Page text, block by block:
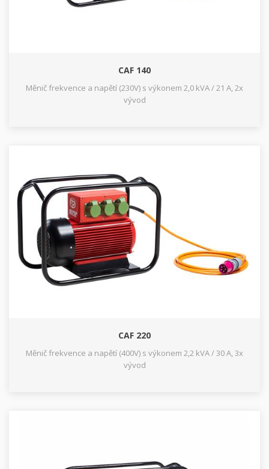
CAF 140
Měnič frekvence a napětí (230V) s výkonem 2,0 kVA / 21 A, 2x
vývod
CAF 220
Měnič frekvence a napětí (400V) s výkonem 2,2 kVA / 30 A, 3x
vývod